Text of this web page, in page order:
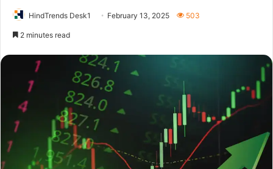
HindTrends Desk1 February 13, 2025 503
2 minutes read